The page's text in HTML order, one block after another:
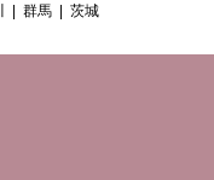
群馬 茨城